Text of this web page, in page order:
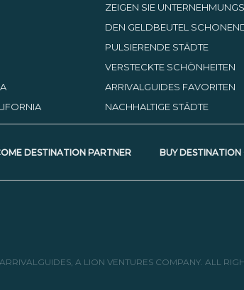
ZEIGEN SIE
DEN GELDBEUTEL
PULSIERENDE STÄDTE
VERSTECKTE SCHÖNHEITEN
ARRIVALGUIDES FAVORITEN
NACHHALTIGE STÄDTE
DESTINATION PARTNER BUY
A LION VENTURES COMPANY. ALL